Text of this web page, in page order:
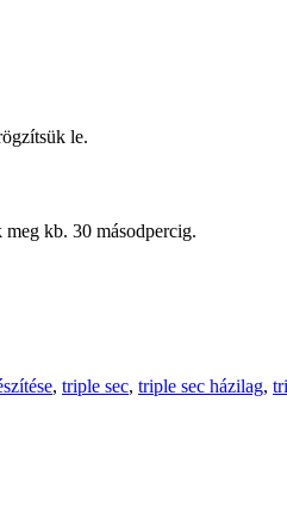
le.
kb. 30 másodpercig.
, triple sec, triple sec házilag,